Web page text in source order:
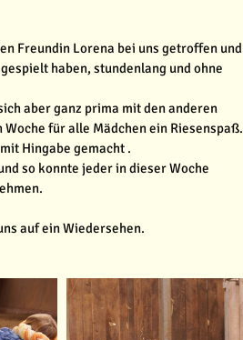
Freundin Lorena bei uns getroffen und
haben, stundenlang und ohne
aber ganz prima mit den anderen
für alle Mädchen ein Riesenspaß.
Hingabe gemacht .
so konnte jeder in dieser Woche
auf ein Wiedersehen.